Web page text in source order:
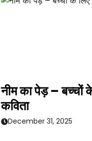
नीम का पेड़ – बच्चों
कविता
December 31, 2025